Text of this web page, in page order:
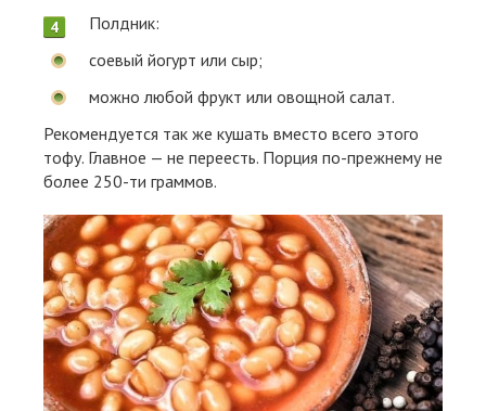
Полдник:
соевый йогурт или сыр;
можно любой фрукт или овощной салат.
Рекомендуется так же кушать вместо всего этого
тофу. Главное — не переесть. Порция по-прежнему не
более 250-ти граммов.